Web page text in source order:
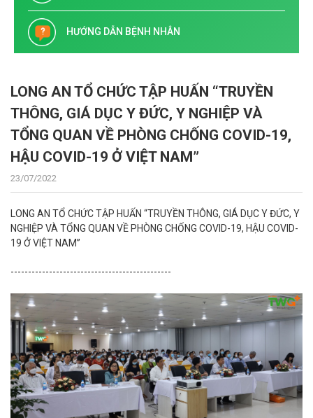
HƯỚNG DẪN BỆNH NHÂN
LONG AN TỔ CHỨC TẬP HUẤN “TRUYỀN
THÔNG, GIÁ DỤC Y ĐỨC, Y NGHIỆP VÀ
TỔNG QUAN VỀ PHÒNG CHỐNG COVID-19,
HẬU COVID-19 Ở VIỆT NAM”
23/07/2022
LONG AN TỔ CHỨC TẬP HUẤN “TRUYỀN THÔNG, GIÁ DỤC Y ĐỨC, Y
NGHIỆP VÀ TỔNG QUAN VỀ PHÒNG CHỐNG COVID-19, HẬU COVID-
19 Ở VIỆT NAM”
----------------------------------------------